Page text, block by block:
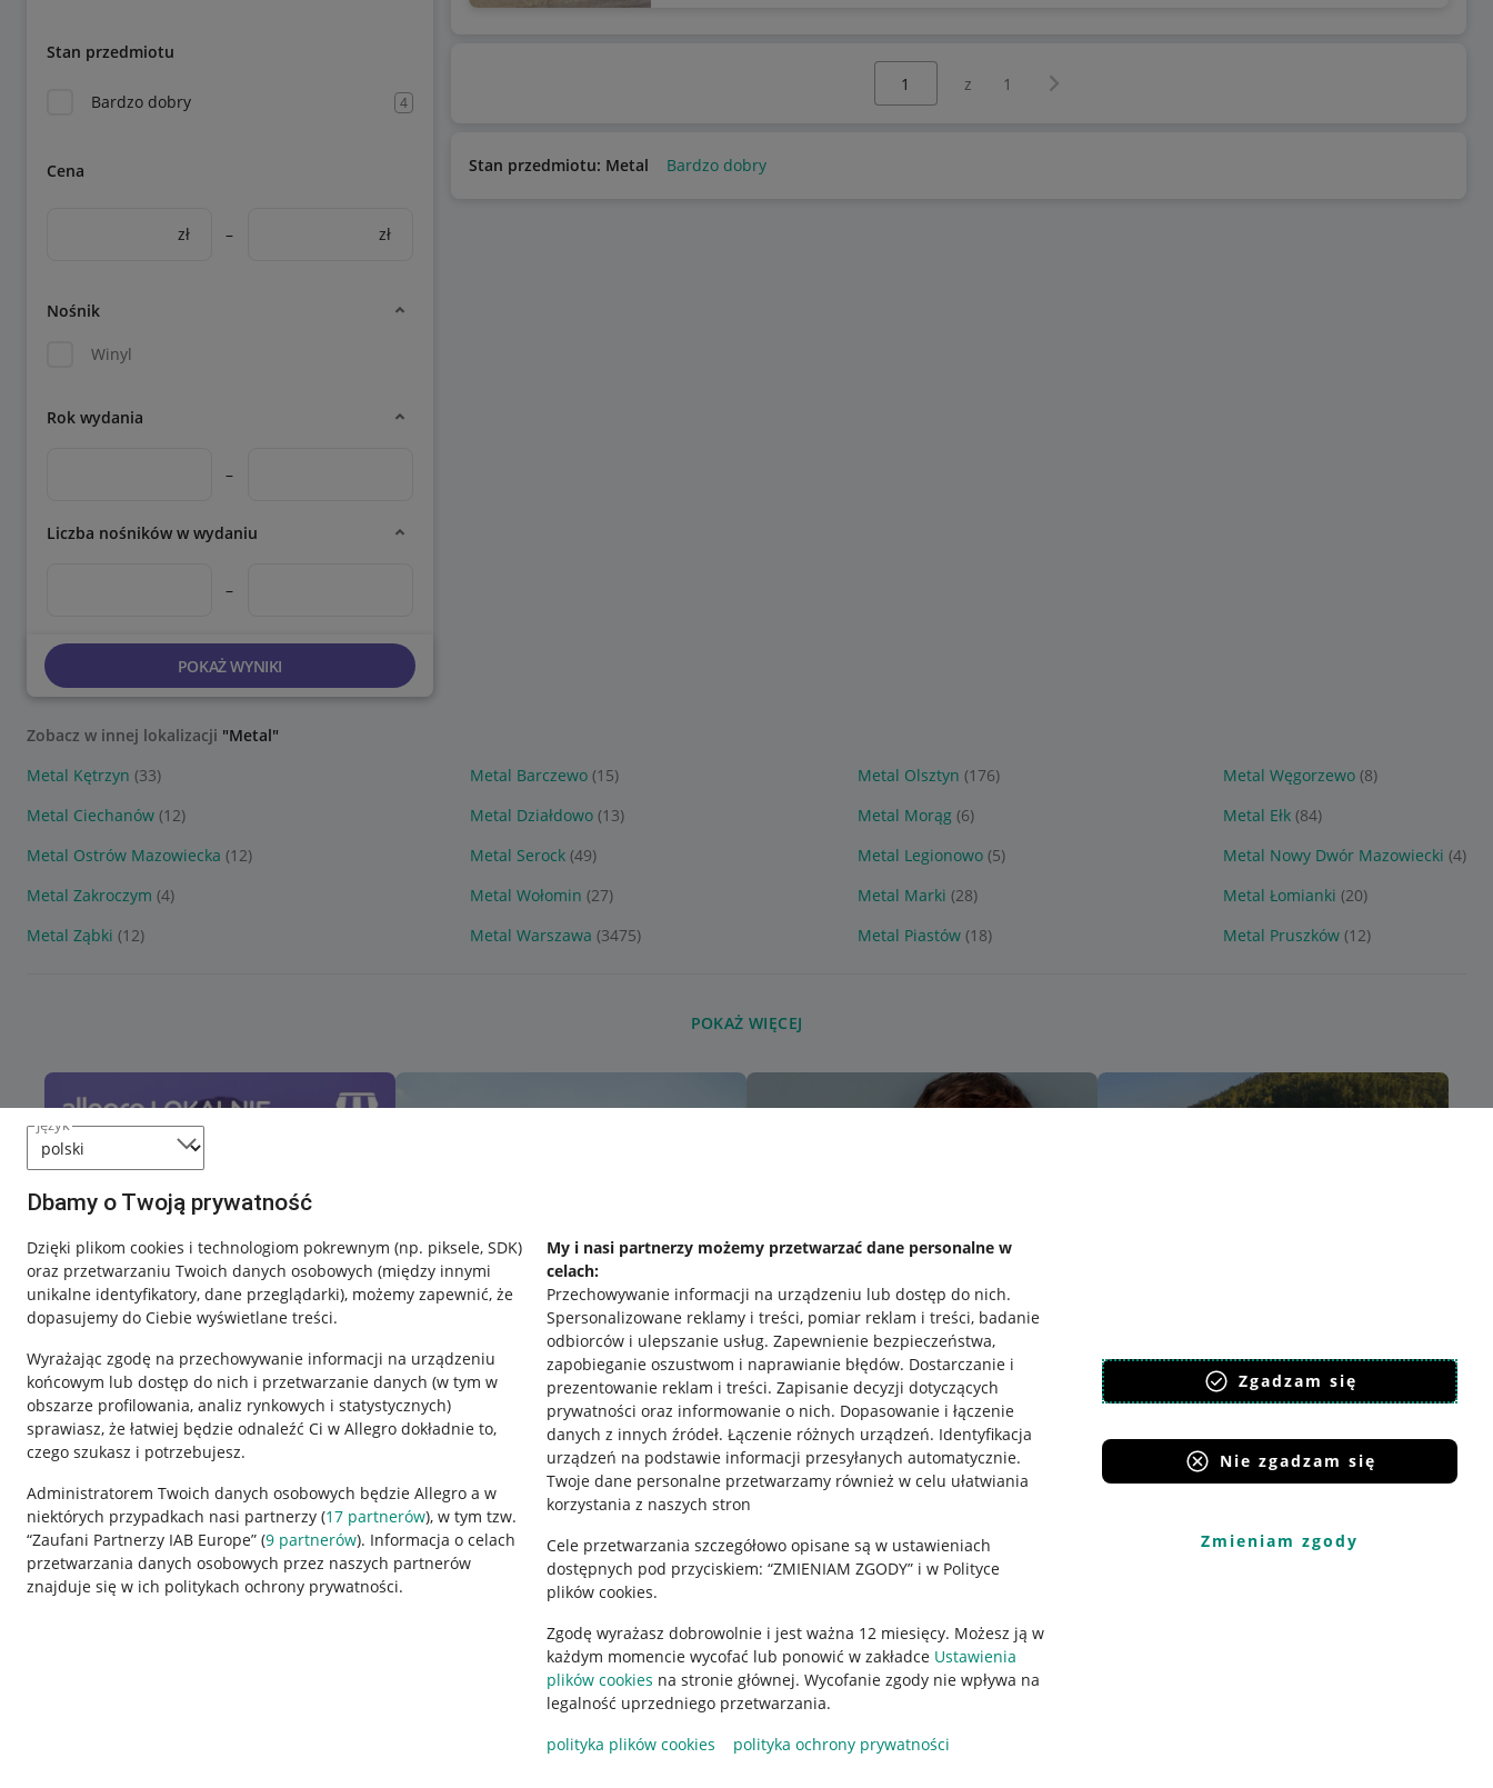
język
Dbamy o Twoją prywatność
Dzięki plikom cookies i technologiom pokrewnym (np. piksele, SDK)
oraz przetwarzaniu Twoich danych osobowych (między innymi
unikalne identyfikatory, dane przeglądarki), możemy zapewnić, że
dopasujemy do Ciebie wyświetlane treści.
Wyrażając zgodę na przechowywanie informacji na urządzeniu
końcowym lub dostęp do nich i przetwarzanie danych (w tym w
obszarze profilowania, analiz rynkowych i statystycznych)
sprawiasz, że łatwiej będzie odnaleźć Ci w Allegro dokładnie to,
czego szukasz i potrzebujesz.
Administratorem Twoich danych osobowych będzie Allegro a w
niektórych przypadkach nasi partnerzy (17 partnerów), w tym tzw.
“Zaufani Partnerzy IAB Europe” (9 partnerów). Informacja o celach
przetwarzania danych osobowych przez naszych partnerów
znajduje się w ich politykach ochrony prywatności.
My i nasi partnerzy możemy przetwarzać dane personalne w
celach:
Przechowywanie informacji na urządzeniu lub dostęp do nich.
Spersonalizowane reklamy i treści, pomiar reklam i treści, badanie
odbiorców i ulepszanie usług. Zapewnienie bezpieczeństwa,
zapobieganie oszustwom i naprawianie błędów. Dostarczanie i
prezentowanie reklam i treści. Zapisanie decyzji dotyczących
prywatności oraz informowanie o nich. Dopasowanie i łączenie
danych z innych źródeł. Łączenie różnych urządzeń. Identyfikacja
urządzeń na podstawie informacji przesyłanych automatycznie.
Twoje dane personalne przetwarzamy również w celu ułatwiania
korzystania z naszych stron
Cele przetwarzania szczegółowo opisane są w ustawieniach
dostępnych pod przyciskiem: “ZMIENIAM ZGODY” i w Polityce
plików cookies.
Zgodę wyrażasz dobrowolnie i jest ważna 12 miesięcy. Możesz ją w
każdym momencie wycofać lub ponowić w zakładce Ustawienia
plików cookies na stronie głównej. Wycofanie zgody nie wpływa na
legalność uprzedniego przetwarzania.
polityka plików cookies
polityka ochrony prywatności
Zgadzam się
Nie zgadzam się
Zmieniam zgody
Stan przedmiotu
Bardzo dobry 4
Cena
zł – zł
Nośnik
Winyl
Rok wydania
–
Liczba nośników w wydaniu
–
POKAŻ WYNIKI
z 1 Następna strona
Stan przedmiotu: Metal Bardzo dobry
Zobacz w innej lokalizacji "Metal"
Metal Kętrzyn (33) Metal Barczewo (15) Metal Olsztyn (176) Metal Węgorzewo (8)
Metal Ciechanów (12) Metal Działdowo (13) Metal Morąg (6) Metal Ełk (84)
Metal Ostrów Mazowiecka (12) Metal Serock (49) Metal Legionowo (5) Metal Nowy Dwór Mazowiecki (4)
Metal Zakroczym (4) Metal Wołomin (27) Metal Marki (28) Metal Łomianki (20)
Metal Ząbki (12) Metal Warszawa (3475) Metal Piastów (18) Metal Pruszków (12)
POKAŻ WIĘCEJ
Przydatne informacje
Jak to działa
Napisz do nas
Allegro Gadane dla sprzedających
Regulamin
Polityka plików "cookies"
Ustawienia plików "cookies"
Udostępnianie lokalizacji
Informacje dla Aktu o Usługach Cyfrowych
Pobierz aplikację